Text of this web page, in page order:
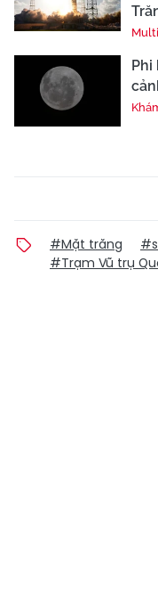
Phi
#Mặt trăng
#Trạm Vũ trụ